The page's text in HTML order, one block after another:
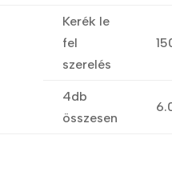
Kerék le
fel
szerelés
4db
összesen